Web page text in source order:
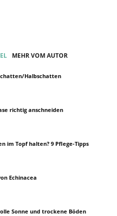
MEHR VOM AUTOR
Halbschatten
richtig anschneiden
im Topf halten? 9 Pflege-Tipps
Echinacea
Sonne und trockene Böden